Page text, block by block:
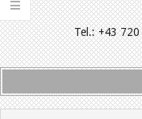
Tel.: +43
Primary